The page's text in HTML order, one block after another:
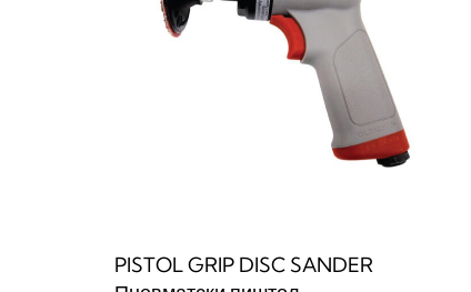
PISTOL GRIP DISC SANDER